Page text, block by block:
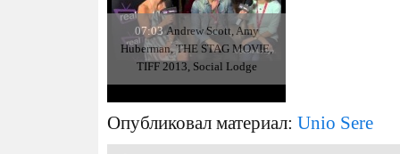
07:03Andrew Scott, Amy
Huberman, THE STAG MOVIE,
TIFF 2013, Social Lodge
Опубликовал материал: Unio Sere